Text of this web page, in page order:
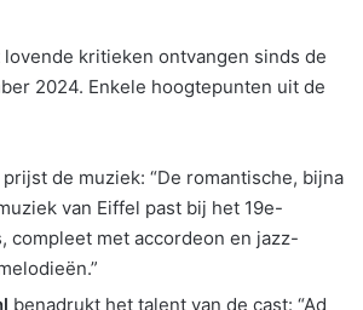
kritieken ontvangen sinds de
2024. Enkele hoogtepunten uit de
prijst de muziek: “De romantische, bijna
van Eiffel past bij het 19e-
compleet met accordeon en jazz-
benadrukt het talent van de cast: “Ad